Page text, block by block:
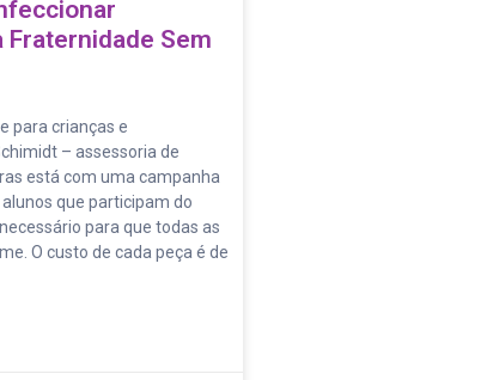
Sem
para crianças e
– assessoria de
está com uma campanha
que participam do
para que todas as
O custo de cada peça é de